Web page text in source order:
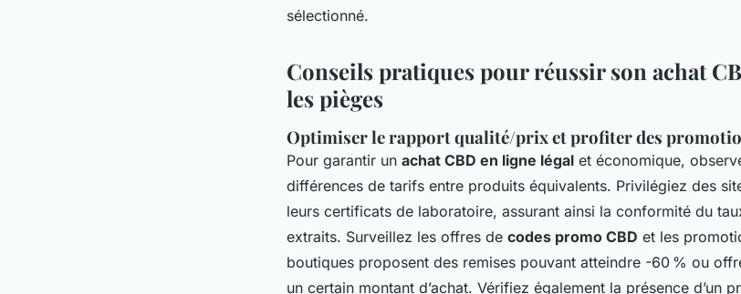
sélectionné.
Conseils pratiques pour réussir son achat
les pièges
Optimiser le rapport qualité/prix et profiter des
Pour garantir un achat CBD en ligne légal et économique,
différences de tarifs entre produits équivalents. Privilégiez des
leurs certificats de laboratoire, assurant ainsi la conformité du
extraits. Surveillez les offres de codes promo CBD et les
boutiques proposent des remises pouvant atteindre -60 % ou
un certain montant d’achat. Vérifiez également la présence d’un